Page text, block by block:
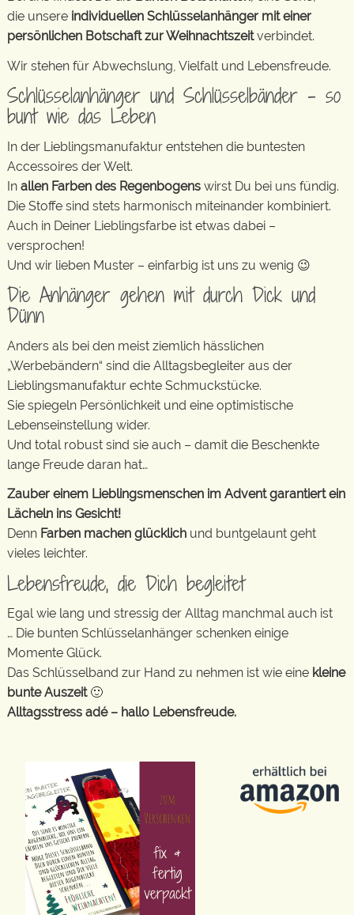
die unsere individuellen Schlüsselanhänger mit einer
persönlichen Botschaft zur Weihnachtszeitverbindet.
Wir stehen für Abwechslung, Vielfalt und Lebensfreude.
Schlüsselanhänger und Schlüsselbänder – so
bunt wie das Leben
In der Lieblingsmanufaktur entstehen die buntesten
Accessoires der Welt.
In allen Farben des Regenbogens wirst Du bei uns fündig.
Die Stoffe sind stets harmonisch miteinander kombiniert.
Auch in Deiner Lieblingsfarbe ist etwas dabei –
versprochen!
Und wir lieben Muster – einfarbig ist uns zu wenig 😉
Die Anhänger gehen mit durch Dick und
Dünn
Anders als bei den meist ziemlich hässlichen
„Werbebändern“ sind die Alltagsbegleiter aus der
Lieblingsmanufaktur echte Schmuckstücke.
Sie spiegeln Persönlichkeit und eine optimistische
Lebenseinstellung wider.
Und total robust sind sie auch – damit die Beschenkte
lange Freude daran hat…
Zauber einem Lieblingsmenschen im Advent garantiert ein
Lächeln ins Gesicht!
Denn Farben machen glücklich und buntgelaunt geht
vieles leichter.
Lebensfreude, die Dich begleitet
Egal wie lang und stressig der Alltag manchmal auch ist
… Die bunten Schlüsselanhänger schenken einige
Momente Glück.
Das Schlüsselband zur Hand zu nehmen ist wie eine kleine
bunte Auszeit🙂
Alltagsstress adé – hallo Lebensfreude.